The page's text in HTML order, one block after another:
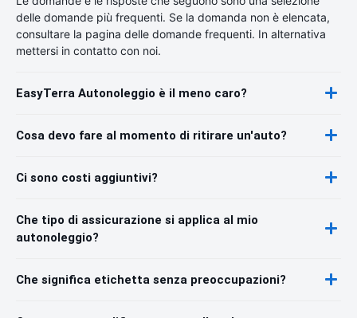
delle domande più frequenti. Se la domanda non è elencata,
consultare la pagina delle domande frequenti. In alternativa
mettersi in contatto con noi.
EasyTerra Autonoleggio è il meno caro?
Cosa devo fare al momento di ritirare un'auto?
Ci sono costi aggiuntivi?
Che tipo di assicurazione si applica al mio
autonoleggio?
Che significa etichetta senza preoccupazioni?